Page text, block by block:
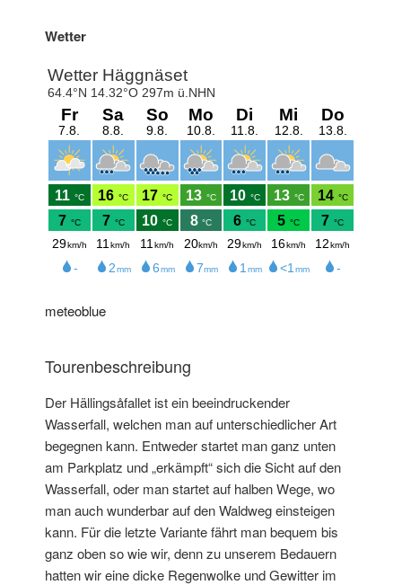
Wetter
meteoblue
Tourenbeschreibung
Der Hällingsåfallet ist ein beeindruckender
Wasserfall, welchen man auf unterschiedlicher Art
begegnen kann. Entweder startet man ganz unten
am Parkplatz und „erkämpft“ sich die Sicht auf den
Wasserfall, oder man startet auf halben Wege, wo
man auch wunderbar auf den Waldweg einsteigen
kann. Für die letzte Variante fährt man bequem bis
ganz oben so wie wir, denn zu unserem Bedauern
hatten wir eine dicke Regenwolke und Gewitter im